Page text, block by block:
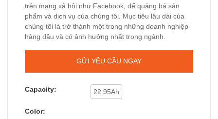
trên mạng xã hội như Facebook, để quảng bá sản
phẩm và dịch vụ của chúng tôi. Mục tiêu lâu dài của
chúng tôi là trở thành một trong những doanh nghiệp
hàng đầu và có ảnh hưởng nhất trong ngành.
GỬI YÊU CẦU NGAY
Capacity: 22.95Ah
Color: